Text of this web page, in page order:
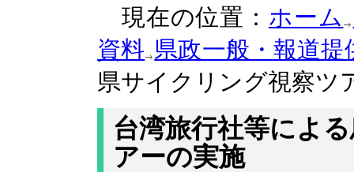
現在の位置： ホーム
資料 県政一般・報道提
県サイクリング視察ツ
台湾旅行社等によ
アーの実施